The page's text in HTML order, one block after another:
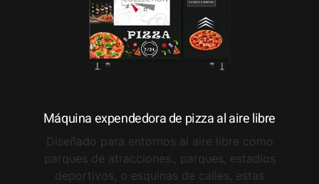
Máquina expendedora de pizza al aire libre
Diseñado para entornos al aire libre como
parques de atracciones., parques, estadios
deportivos, o esquinas de calles, estas